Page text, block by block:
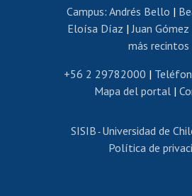
Editar páginas
Extranjeras/os
Revalidación y
Postulación al Programa de
Cursos de
Campus: Andrés Bello |
Eloísa Díaz |Juan
más recintos
+56 2 29782000 |
Mapa del portal|
SISIB - Universidad de
Política de